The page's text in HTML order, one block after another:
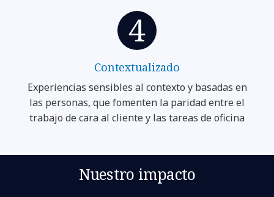
Contextualizado
Experiencias sensibles al contexto y basadas en
las personas, que fomenten la paridad entre el
trabajo de cara al cliente y las tareas de oficina
Nuestro impacto